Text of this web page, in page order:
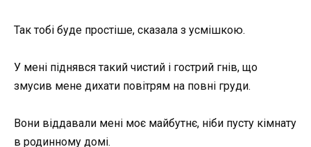
Так тобі буде простіше, сказала з усмішкою.
У мені піднявся такий чистий і гострий гнів, що
змусив мене дихати повітрям на повні груди.
Вони віддавали мені моє майбутнє, ніби пусту кімнату
в родинному домі.